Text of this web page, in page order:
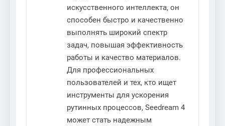
искусственного интеллекта, он
способен быстро и качественно
выполнять широкий спектр
задач, повышая эффективность
работы и качество материалов.
Для профессиональных
пользователей и тех, кто ищет
инструменты для ускорения
рутинных процессов, Seedream 4
может стать надежным